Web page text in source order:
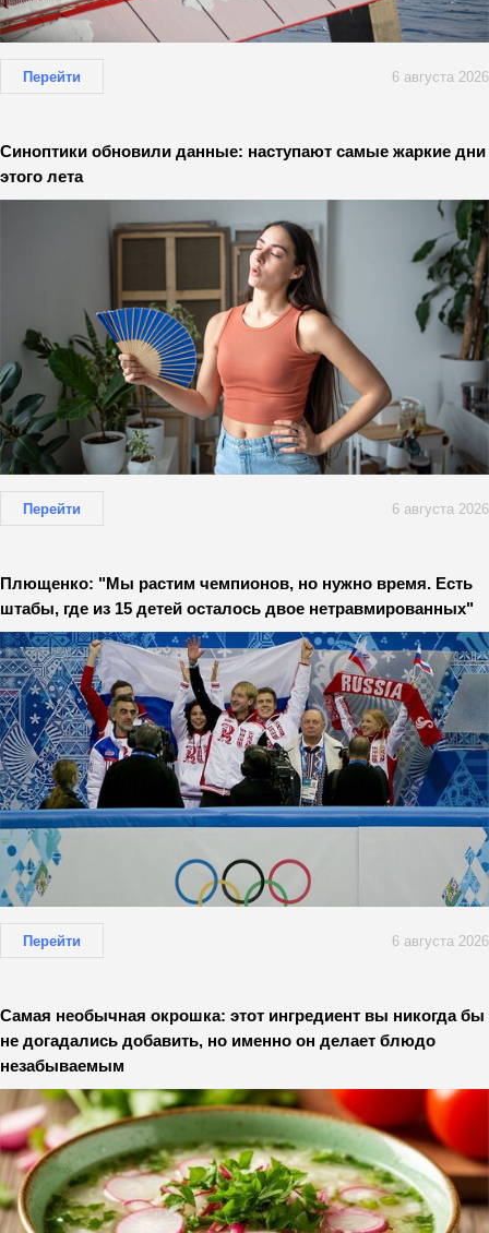
Перейти 6 августа 2026
Синоптики обновили данные: наступают самые жаркие дни
этого лета
Перейти 6 августа 2026
Плющенко: "Мы растим чемпионов, но нужно время. Есть
штабы, где из 15 детей осталось двое нетравмированных"
Перейти 6 августа 2026
Самая необычная окрошка: этот ингредиент вы никогда бы
не догадались добавить, но именно он делает блюдо
незабываемым